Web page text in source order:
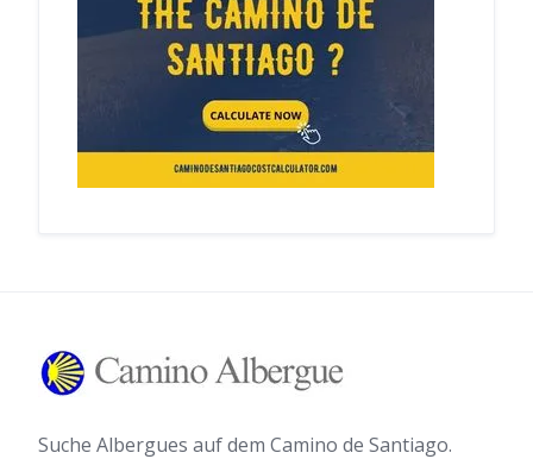
Suche Albergues auf dem Camino de Santiago.